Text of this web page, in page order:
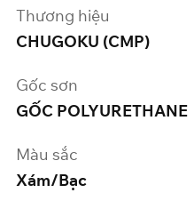
Thương hiệu
CHUGOKU (CMP)
Gốc sơn
GỐC POLYURETHANE
Màu sắc
Xám/Bạc